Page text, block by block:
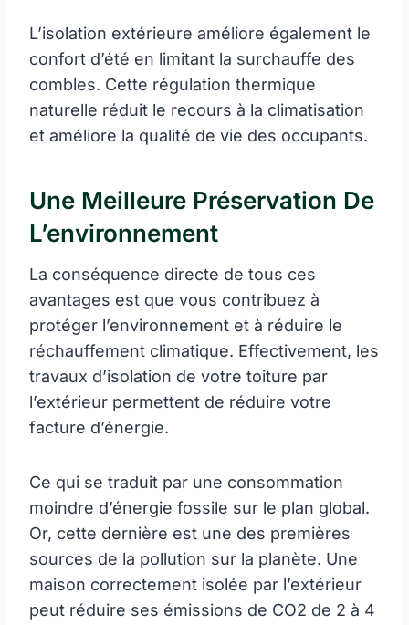
L’isolation extérieure améliore également le
confort d’été en limitant la surchauffe des
combles. Cette régulation thermique
naturelle réduit le recours à la climatisation
et améliore la qualité de vie des occupants.
Une Meilleure Préservation De
L’environnement
La conséquence directe de tous ces
avantages est que vous contribuez à
protéger l’environnement et à réduire le
réchauffement climatique. Effectivement, les
travaux d’isolation de votre toiture par
l’extérieur permettent de réduire votre
facture d’énergie.
Ce qui se traduit par une consommation
moindre d’énergie fossile sur le plan global.
Or, cette dernière est une des premières
sources de la pollution sur la planète. Une
maison correctement isolée par l’extérieur
peut réduire ses émissions de CO2 de 2 à 4